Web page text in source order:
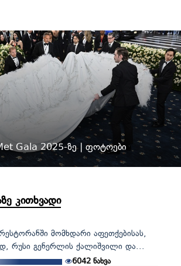
Gala 2025-ზე | ფოტოები
კითხვადი
მომხდარი აფეთქებისას,
რუსი გენერლის ქალიშვილი და...
6042 ნახვა